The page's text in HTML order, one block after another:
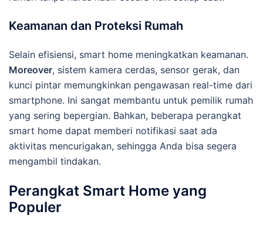
Keamanan dan Proteksi Rumah
Selain efisiensi, smart home meningkatkan keamanan.
Moreover, sistem kamera cerdas, sensor gerak, dan
kunci pintar memungkinkan pengawasan real-time dari
smartphone. Ini sangat membantu untuk pemilik rumah
yang sering bepergian. Bahkan, beberapa perangkat
smart home dapat memberi notifikasi saat ada
aktivitas mencurigakan, sehingga Anda bisa segera
mengambil tindakan.
Perangkat Smart Home yang
Populer